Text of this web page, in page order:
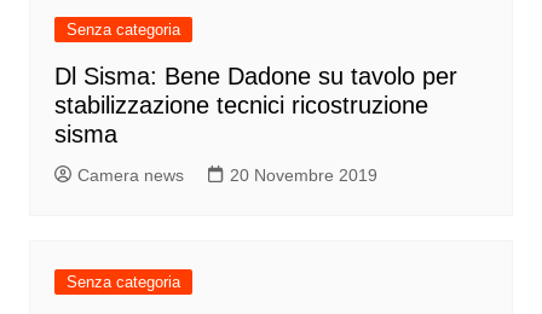
Senza categoria
Dl Sisma: Bene Dadone su tavolo per
stabilizzazione tecnici ricostruzione
sisma
Camera news 20 Novembre 2019
Senza categoria